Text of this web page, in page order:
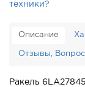
техники?
Описание
Отзывы,
Ракель